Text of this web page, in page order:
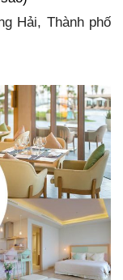
Hải, Thành phố